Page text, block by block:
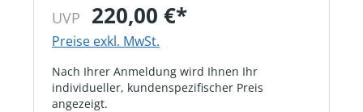
UVP 220,00 €*
Preise exkl. MwSt.
Nach Ihrer Anmeldung wird Ihnen Ihr
individueller, kundenspezifischer Preis
angezeigt.